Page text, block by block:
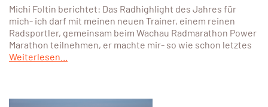
Michi Foltin berichtet: Das Radhighlight des Jahres für
mich- ich darf mit meinen neuen Trainer, einem reinen
Radsportler, gemeinsam beim Wachau Radmarathon Power
Marathon teilnehmen, er machte mir- so wie schon letztes
Weiterlesen...